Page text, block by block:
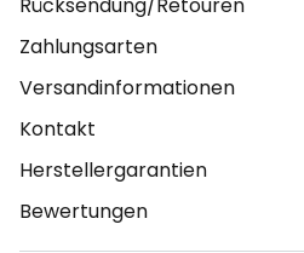
Zahlungsarten
Versandinformationen
Kontakt
Herstellergarantien
Bewertungen